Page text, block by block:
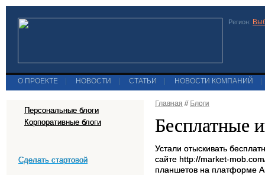
Регион:
О ПРОЕКТЕ НОВОСТИ СТАТЬИ НОВОСТИ КОМПАНИЙ
Персональные блоги
Корпоративные блоги
Сделать стартовой
Главная // Блоги
Бесплатные
Устали отыскивать
сайте http://market-
планшетов на платформе